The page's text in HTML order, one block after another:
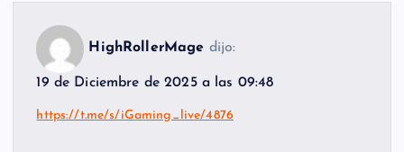
HighRollerMage dijo:
19 de Diciembre de 2025 a las 09:48
https://t.me/s/iGaming_live/4876